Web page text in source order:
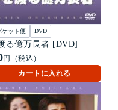
ケット便 DVD
る億万長者 [DVD]
円（税込）
カートに入れる